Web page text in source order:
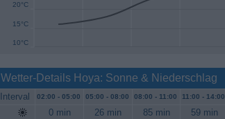
10°C
15°C
20°C
Wetter-Details Hoya: Sonne & Niederschlag
Interval 02:00 - 05:00 05:00 - 08:00 08:00 - 11:00 11:00 - 14:00
0 min 26 min 85 min 59 min